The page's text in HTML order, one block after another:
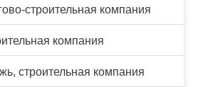
строительная компания
компания
строительная компания